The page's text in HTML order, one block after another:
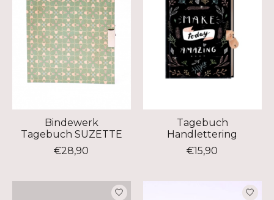
Bindewerk
Tagebuch SUZETTE
€28,90
Tagebuch
Handlettering
€15,90